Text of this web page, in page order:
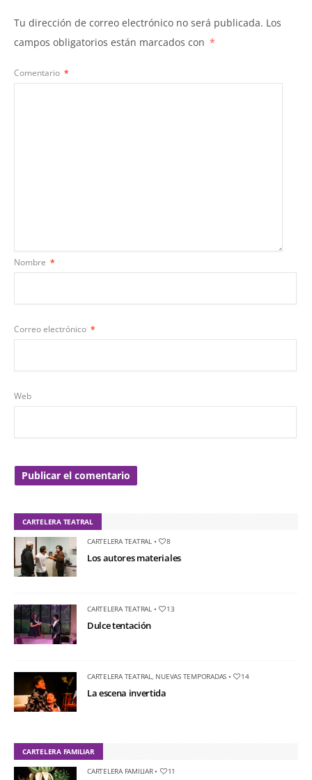
Tu dirección de correo electrónico no será publicada. Los
campos obligatorios están marcados con *
Comentario *
Nombre *
Correo electrónico *
Web
CARTELERA TEATRAL
CARTELERA TEATRAL• 8
Los autores materiales
CARTELERA TEATRAL• 13
Dulce tentación
CARTELERA TEATRAL, NUEVAS TEMPORADAS • 14
La escena invertida
CARTELERA FAMILIAR
CARTELERA FAMILIAR• 11